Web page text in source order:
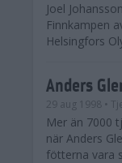
Joel
Finnkampen
Helsingfors
Anders
29 aug 1998 •
Mer än 7000
när Anders
fötterna vara